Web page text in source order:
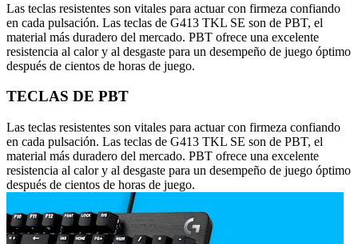
Las teclas resistentes son vitales para actuar con firmeza confiando
en cada pulsación. Las teclas de G413 TKL SE son de PBT, el
material más duradero del mercado. PBT ofrece una excelente
resistencia al calor y al desgaste para un desempeño de juego óptimo
después de cientos de horas de juego.
TECLAS DE PBT
Las teclas resistentes son vitales para actuar con firmeza confiando
en cada pulsación. Las teclas de G413 TKL SE son de PBT, el
material más duradero del mercado. PBT ofrece una excelente
resistencia al calor y al desgaste para un desempeño de juego óptimo
después de cientos de horas de juego.